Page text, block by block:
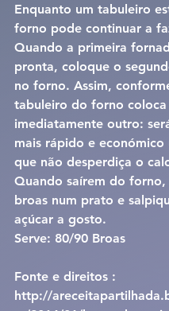
Enquanto um tabuleiro
forno pode continuar a
Quando a primeira
pronta, coloque o
no forno. Assim,
tabuleiro do forno coloca
imediatamente outro:
mais rápido e económico
que não desperdiça o
Quando saírem do forno,
broas num prato e
açúcar a gosto.
Serve: 80/90 Broas
Fonte e direitos :
http://